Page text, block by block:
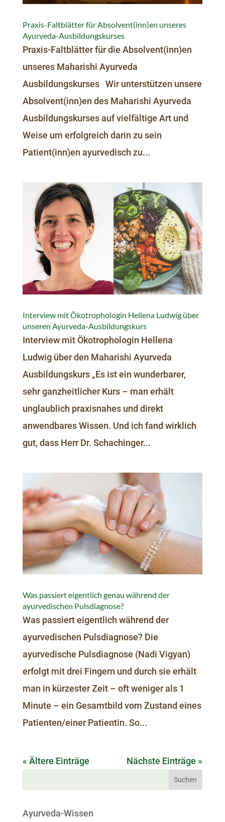
Praxis-Faltblätter für Absolvent(inn)en unseres
Ayurveda-Ausbildungskurses
Praxis-Faltblätter für die Absolvent(inn)en
unseres Maharishi Ayurveda
Ausbildungskurses Wir unterstützen unsere
Absolvent(inn)en des Maharishi Ayurveda
Ausbildungskurses auf vielfältige Art und
Weise um erfolgreich darin zu sein
Patient(inn)en ayurvedisch zu...
Interview mit Ökotrophologin Hellena Ludwig über
unseren Ayurveda-Ausbildungskurs
Interview mit Ökotrophologin Hellena
Ludwig über den Maharishi Ayurveda
Ausbildungskurs „Es ist ein wunderbarer,
sehr ganzheitlicher Kurs – man erhält
unglaublich praxisnahes und direkt
anwendbares Wissen. Und ich fand wirklich
gut, dass Herr Dr. Schachinger...
Was passiert eigentlich genau während der
ayurvedischen Pulsdiagnose?
Was passiert eigentlich während der
ayurvedischen Pulsdiagnose? Die
ayurvedische Pulsdiagnose (Nadi Vigyan)
erfolgt mit drei Fingern und durch sie erhält
man in kürzester Zeit – oft weniger als 1
Minute – ein Gesamtbild vom Zustand eines
Patienten/einer Patientin. So...
« Ältere Einträge Nächste Einträge »
Ayurveda-Wissen